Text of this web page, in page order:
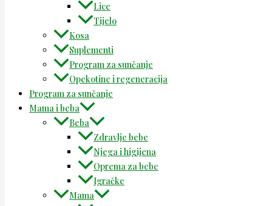
Lice
Tijelo
Kosa
Suplementi
Program za sunčanje
Opekotine i regeneracija
Program za sunčanje
Mama i beba
Beba
Zdravlje bebe
Njega i higijena
Oprema za bebe
Igračke
Mama